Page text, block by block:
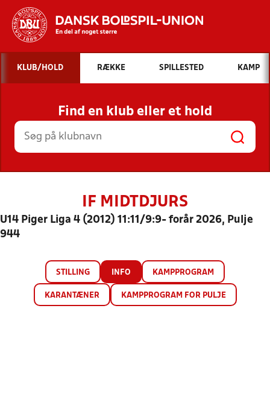
Hvad vil du søge efter?
INDHOLD OG NYHEDER
STILLINGER, RESULTATER, KLUBBER OG
HOLD
KLUB/HOLD RÆKKE SPILLESTED KAMP
Find en klub eller et hold
IF MIDTDJURS
U14 Piger Liga 4 (2012) 11:11/9:9- forår 2026, Pulje
944
STILLING INFO KAMPPROGRAM
KARANTÆNER KAMPPROGRAM FOR PULJE